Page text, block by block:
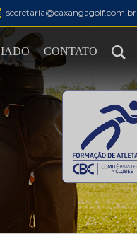
secretaria@caxangagolf.com.br
CONTATO